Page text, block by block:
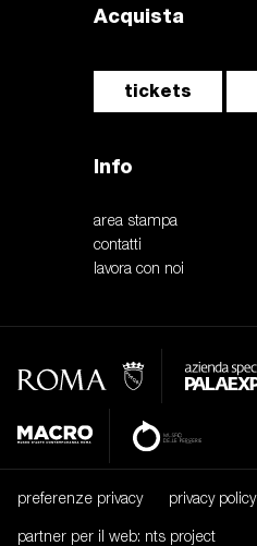
Acquista
tickets
Info
area stampa
contatti
lavora con noi
preferenze privacy privacy policy
partner per il web: nts project